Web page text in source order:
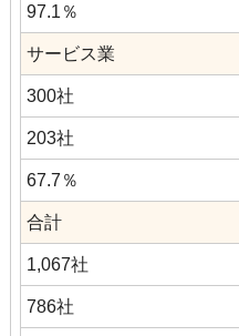
97.1％
サービス業
300社
203社
67.7％
合計
1,067社
786社